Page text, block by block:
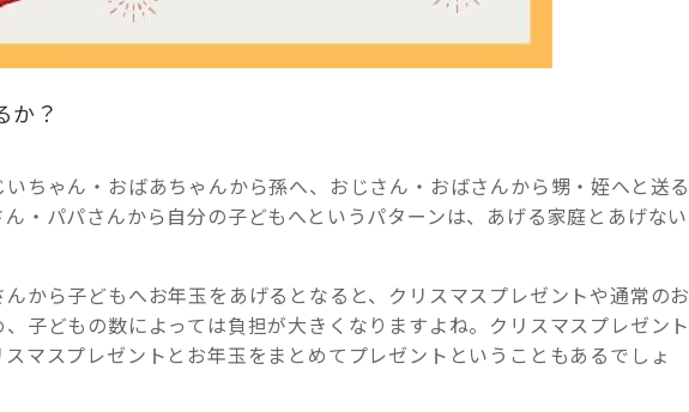
か？
ちゃん・おばあちゃんから孫へ、おじさん・おばさんから甥・姪へと送る
・パパさんから自分の子どもへというパターンは、あげる家庭とあげない
から子どもへお年玉をあげるとなると、クリスマスプレゼントや通常のお
子どもの数によっては負担が大きくなりますよね。クリスマスプレゼント
マスプレゼントとお年玉をまとめてプレゼントということもあるでしょ